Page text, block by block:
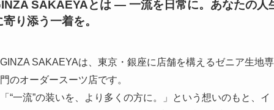
SAKAEYAとは — 一流を日常に。あなたの人
寄り添う一着を。
GINZA SAKAEYAは、東京・銀座に店舗を構えるゼニア生地専
門のオーダースーツ店です。
「“一流”の装いを、より多くの方に。」という想いのもと、イ